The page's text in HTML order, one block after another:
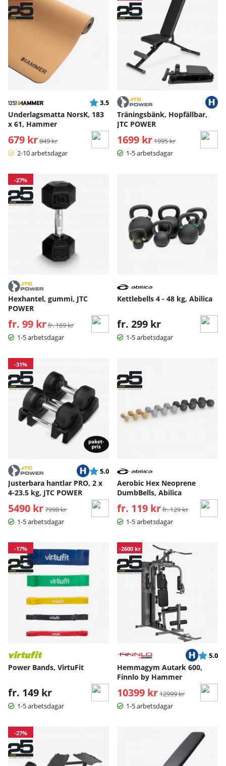
Betyg:
3.5 utav 5 stjärnor
Underlagsmatta NorsK, 183
x 61, Hammer
679 kr Ordinarie pris:
849 kr
2-10 arbetsdagar
Träningsbänk, Hopfällbar,
JTC POWER
1699 kr Ordinarie pris:
1995 kr
1-5 arbetsdagar
-27%
Hexhantel, gummi, JTC
POWER
fr. 99 kr Ordinarie pris:
fr. 169 kr
1-5 arbetsdagar
Kettlebells 4 - 48 kg, Abilica
fr. 299 kr
1-5 arbetsdagar
-31%
Betyg:
5.0 utav 5 stjärnor
Justerbara hantlar PRO, 2 x
4-23.5 kg, JTC POWER
5490 krOrdinarie pris:
7998 kr
1-5 arbetsdagar
Aerobic Hex Neoprene
DumbBells, Abilica
fr. 119 kr Ordinarie pris:
fr. 129 kr
1-5 arbetsdagar
-17%
Power Bands, VirtuFit
fr. 149 kr
1-5 arbetsdagar
-2600 kr
Betyg:
5.0
Hemmagym Autark 600,
Finnlo by Hammer
10399 kr Ordinarie pris:
12999 kr
1-5 arbetsdagar
-27%